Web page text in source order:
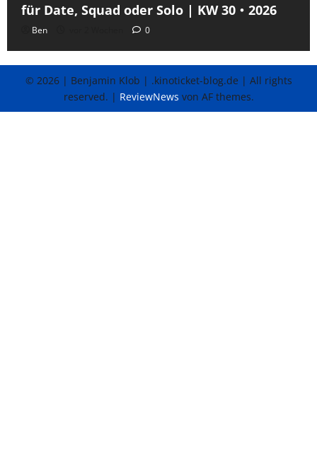
für Date, Squad oder Solo | KW 30・2026
Ben 0
© 2026 | Benjamin Klob | .kinoticket-blog.de | All rights
reserved. | ReviewNews von AF themes.